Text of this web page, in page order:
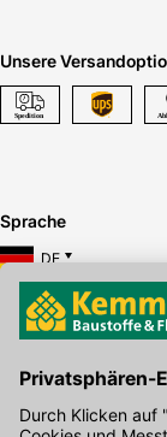
Unsere
Sprache
DE
Hier gibt's die